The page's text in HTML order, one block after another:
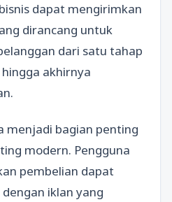
dapat mengirimkan
dirancang untuk
dari satu tahap
akhirnya
menjadi bagian penting
modern. Pengguna
pembelian dapat
iklan yang